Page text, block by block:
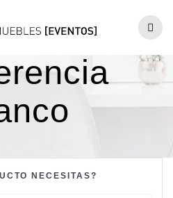
content
NECESITAS?